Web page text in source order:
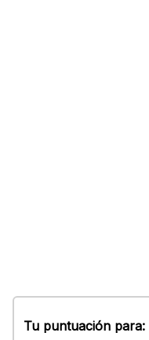
Tu puntuación para: